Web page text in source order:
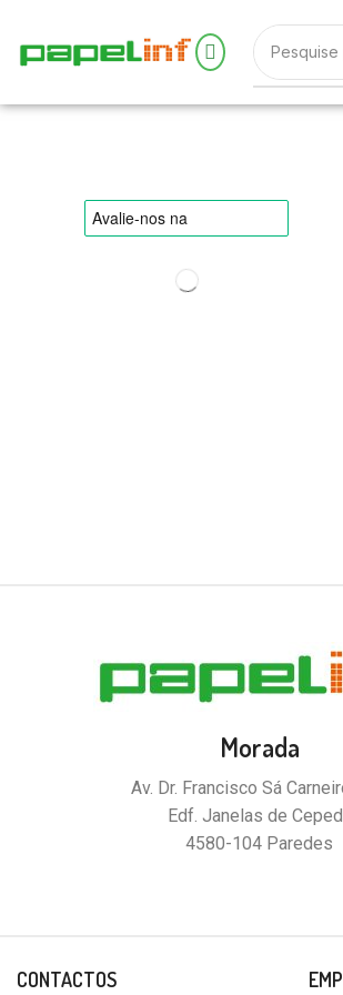
Morada
Av. Dr. Francisco Sá
Edf. Janelas de
4580-104 Paredes
CONTACTOS